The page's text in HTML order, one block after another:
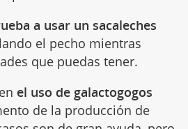
a usar un sacaleches
el pecho mientras
que puedas tener.
el uso de galactogogos
de la producción de